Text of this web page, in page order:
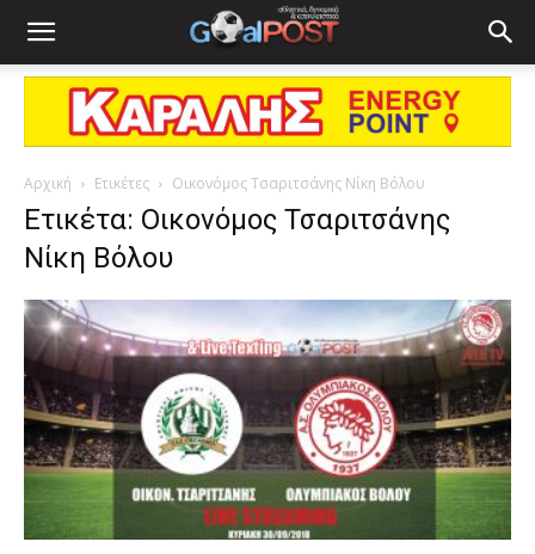
Αρχική Ετικέτες Οικονόμος Τσαριτσάνης Νίκη Βόλου
Ετικέτα: Οικονόμος Τσαριτσάνης
Νίκη Βόλου